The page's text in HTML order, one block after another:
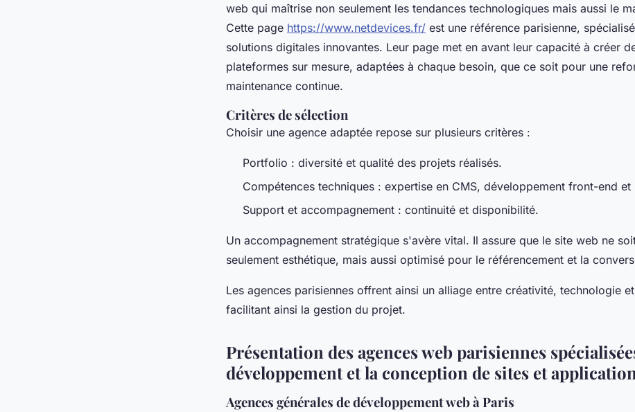
web qui maîtrise non seulement les tendances technologiques mais aussi le
Cette page https://www.netdevices.fr/ est une référence parisienne,
solutions digitales innovantes. Leur page met en avant leur capacité à créer
plateformes sur mesure, adaptées à chaque besoin, que ce soit pour une
maintenance continue.
Critères de sélection
Choisir une agence adaptée repose sur plusieurs critères :
Portfolio : diversité et qualité des projets réalisés.
Compétences techniques : expertise en CMS, développement front-end et
Support et accompagnement : continuité et disponibilité.
Un accompagnement stratégique s'avère vital. Il assure que le site web ne
seulement esthétique, mais aussi optimisé pour le référencement et la
Les agences parisiennes offrent ainsi un alliage entre créativité, technologie
facilitant ainsi la gestion du projet.
Présentation des agences web parisiennes
développement et la conception de sites et
Agences générales de développement web à Paris